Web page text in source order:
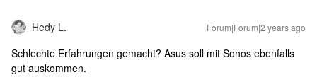
Hedy L. Forum|Forum|2 years ago
Schlechte Erfahrungen gemacht? Asus soll mit Sonos ebenfalls
gut auskommen.